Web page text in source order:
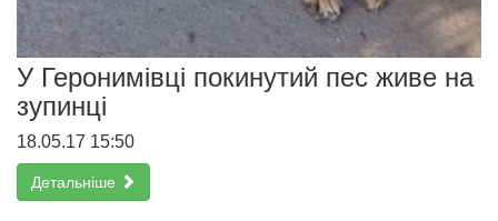
У Геронимівці покинутий пес живе на
зупинці
18.05.17 15:50
Детальніше